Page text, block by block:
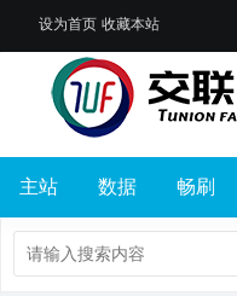
设为首页 收藏本站
主站 数据 畅刷